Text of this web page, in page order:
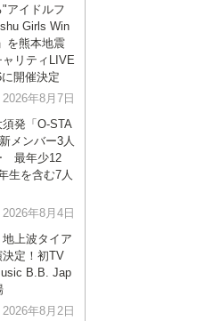
"アイドルフ
Girls Win
を熊本地震
リティLIVE
開催決定
2026年8月7日
発「O-STA
メンバー3人
最年少12
生を含む7人
2026年8月4日
地上波タイア
決定！初TV
B.B. Jap
2026年8月2日